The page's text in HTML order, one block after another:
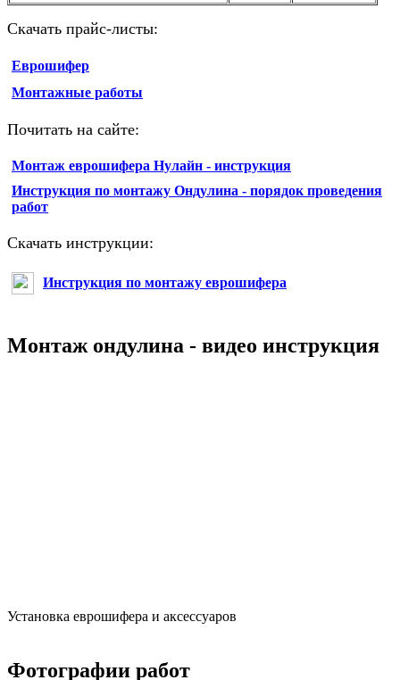
Скачать прайс-листы:
Еврошифер
Монтажные работы
Почитать на сайте:
Монтаж еврошифера Нулайн - инструкция
Инструкция по монтажу Ондулина - порядок проведения
работ
Скачать инструкции:
Инструкция по монтажу еврошифера
Монтаж ондулина - видео инструкция
Установка еврошифера и аксессуаров
Фотографии работ